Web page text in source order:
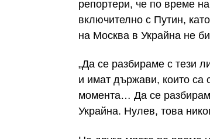
репортери, че по време
включително с Путин,
на Москва в Украйна не
„Да се разбираме с тези
и имат държави, които са
момента… Да се
Украйна. Нулев, това